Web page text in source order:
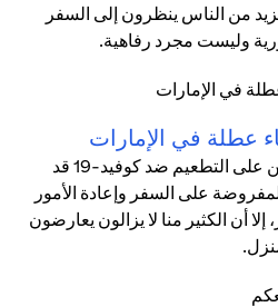
من الناس ينظرون إلى السفر
وليست مجرد رفاهية.
عطلة في الإمارات
بالرغم من أن حصول الكثيرين على التطعيم ضد كوفيد-19 قد
على السفر وإعادة الأمور
أن الكثير منا لا يزالون يعارضون